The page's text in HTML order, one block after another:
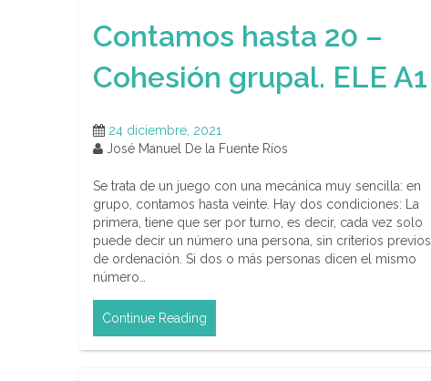
Contamos hasta 20 –
Cohesión grupal. ELE A1
24 diciembre, 2021
José Manuel De la Fuente Ríos
Se trata de un juego con una mecánica muy sencilla: en
grupo, contamos hasta veinte. Hay dos condiciones: La
primera, tiene que ser por turno, es decir, cada vez solo
puede decir un número una persona, sin criterios previos
de ordenación. Si dos o más personas dicen el mismo
número…
Continue Reading